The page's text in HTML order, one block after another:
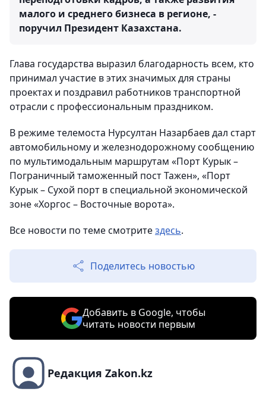
малого и среднего бизнеса в регионе, -
поручил Президент Казахстана.
Глава государства выразил благодарность всем, кто
принимал участие в этих значимых для страны
проектах и поздравил работников транспортной
отрасли с профессиональным праздником.
В режиме телемоста Нурсултан Назарбаев дал старт
автомобильному и железнодорожному сообщению
по мультимодальным маршрутам «Порт Курык –
Пограничный таможенный пост Тажен», «Порт
Курык – Сухой порт в специальной экономической
зоне «Хоргос – Восточные ворота».
Все новости по теме смотритездесь.
Поделитесь новостью
Добавить в Google, чтобы
читать новости первым
Редакция Zakon.kz